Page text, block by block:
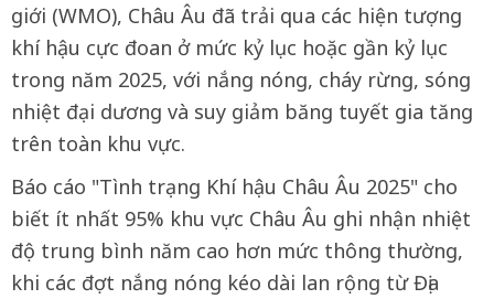
giới (WMO), Châu Âu đã trải qua các hiện tượng
khí hậu cực đoan ở mức kỷ lục hoặc gần kỷ lục
trong năm 2025, với nắng nóng, cháy rừng, sóng
nhiệt đại dương và suy giảm băng tuyết gia tăng
trên toàn khu vực.
Báo cáo "Tình trạng Khí hậu Châu Âu 2025" cho
biết ít nhất 95% khu vực Châu Âu ghi nhận nhiệt
độ trung bình năm cao hơn mức thông thường,
khi các đợt nắng nóng kéo dài lan rộng từ Địa